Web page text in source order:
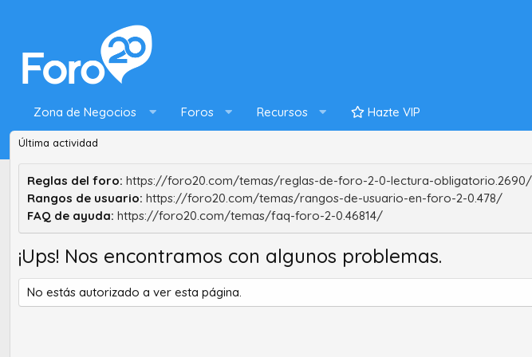
Zona de Negocios Foros Recursos Hazte VIP
Última actividad
Reglas del foro: https://foro20.com/temas/reglas-de-foro-2-0-lectura-obligatorio.2690/
Rangos de usuario: https://foro20.com/temas/rangos-de-usuario-en-foro-2-0.478/
FAQ de ayuda: https://foro20.com/temas/faq-foro-2-0.46814/
¡Ups! Nos encontramos con algunos problemas.
No estás autorizado a ver esta página.